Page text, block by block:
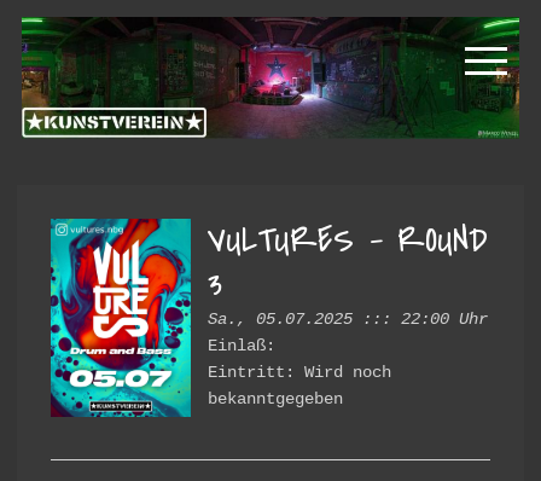
Zur
Hauptnavigation
springen
Zum
Inhalt
springen
Kunstverein
Hintere
Cramergasse
VULTURES – ROUND
3
Sa., 05.07.2025 ::: 22:00 Uhr
Einlaß:
Eintritt: Wird noch
bekanntgegeben